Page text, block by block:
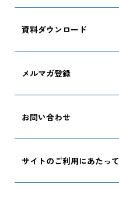
資料ダウンロード
メルマガ登録
お問い合わせ
サイトのご利用にあたって